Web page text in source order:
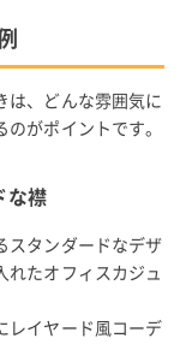
は、どんな雰囲気に
がポイントです。
な襟
スタンダードなデザ
れたオフィスカジュ
レイヤード風コーデ